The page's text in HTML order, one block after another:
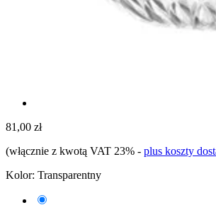
81,00 zł
(włącznie z kwotą VAT 23% - plus koszty
Kolor: Transparentny